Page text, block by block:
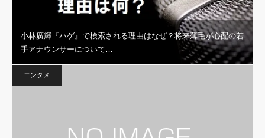
小林廣輝『ハゲ』で検索される理由はなぜ？将来薄毛が心配の若
手アナウンサーについて…
エンタメ